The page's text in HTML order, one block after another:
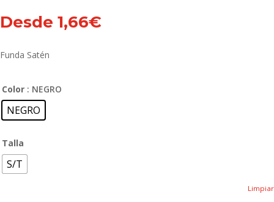
Desde 1,66€
Funda Satén
Color : NEGRO
NEGRO
Talla
S/T
Limpiar